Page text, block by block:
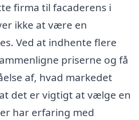
firma til facaderens i
ikke at være en
Ved at indhente flere
priserne og få
af, hvad markedet
det er vigtigt at vælge en
har erfaring med